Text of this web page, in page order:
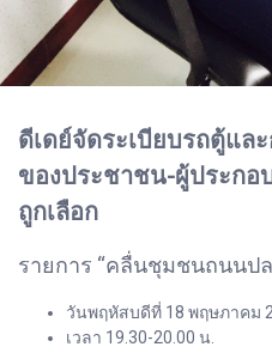
ดีเดย์จัดระเบียบรถตู้แล
ของประชาชน-ผู้ประก
ถูกเลือก
รายการ “คลื่นชุมชนถนนป
วันพฤหัสบดีที่ 18 พฤษภาคม
เวลา 19.30-20.00 น.